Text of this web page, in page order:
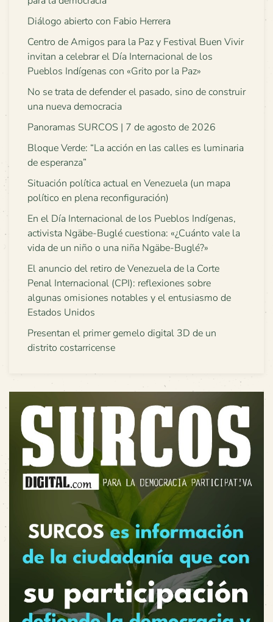
Diálogo abierto con Fabio Herrera
Centro de Amigos para la Paz y Festival Buen Vivir
invitan a celebrar el Día Internacional de los
Pueblos Indígenas con «Grito por la Paz»
No se trata de defender el pasado, sino de construir
una nueva democracia
Panoramas SURCOS | 7 de agosto de 2026
Bloque Verde: “La acción en las calles es luminaria
de esperanza”
Situación política actual en Venezuela (un mapa
político en plena reconfiguración)
En el Día Internacional de los Pueblos Indígenas,
activista Ngäbe-Buglé cuestiona: «¿Cuánto vale la
vida de un niño o una niña Ngäbe-Buglé?»
El anuncio del retiro de Venezuela de la Corte
Penal Internacional (CPI): reflexiones sobre
algunas omisiones notables y el entusiasmo de
Estados Unidos
Presentan el primer gemelo digital 3D de un
distrito costarricense